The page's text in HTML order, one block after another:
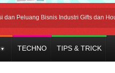
Bisnis Industri Gifts dan
TECHNO TIPS & TRICK